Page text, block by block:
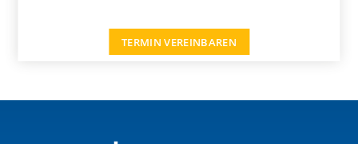
TERMIN VEREINBAREN